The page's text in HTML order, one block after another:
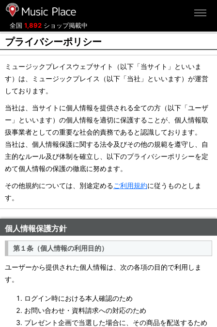
全国 1,892 ショップ掲載中
プライバシーポリシー
ミュージックプレイスウェブサイト（以下「当サイト」といいま
す）は、ミュージックプレイス（以下「当社」といいます）が運営
しております。
当社は、当サイトに個人情報を提供される全ての方（以下「ユーザ
ー」といいます）の個人情報を適切に保護することが、個人情報取
扱事業者としての重要な社会的責務であると認識しております。
当社は、個人情報保護に関する法令及びその他の規範を遵守し、自
主的なルール及び体制を確立し、以下のプライバシーポリシーを定
めて個人情報の保護の徹底に努めます。
その他規約については、別途定めるご利用規約に従うものとしま
す。
個人情報保護方針
第１条（個人情報の利用目的）
ユーザーから提供された個人情報は、次の各項の目的で利用しま
す。
ログイン時における本人確認のため
お問い合わせ・資料請求への対応のため
プレゼント企画で当選した場合に、その商品を配送するため